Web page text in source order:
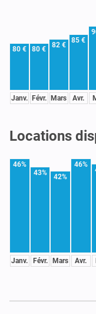
80 €
Janv.
80 €
Févr.
82 €
Mars
85 €
Avr.
Locations
46%
Janv.
43%
Févr.
42%
Mars
46%
Avr.